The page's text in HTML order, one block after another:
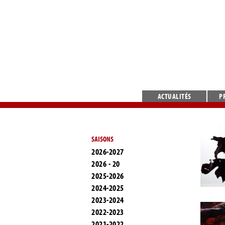
ACTUALITÉS
SAISONS
2026-2027
2026 - 20
2025-2026
2024-2025
2023-2024
2022-2023